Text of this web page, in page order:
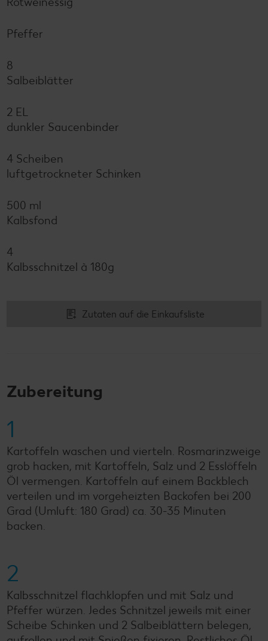
Pfeffer
8
Salbeiblätter
2 EL
dunkler Saucenbinder
4 Scheiben
luftgetrockneter Schinken
500 ml
Kalbsfond
4
Kalbsschnitzel à 180g
Zutaten auf die Einkaufsliste
Zubereitung
1
Kartoffeln waschen und vierteln. Rosmarinzweige
grob hacken, mit Kartoffeln, Salz und 2 Esslöffeln
Öl vermengen. Kartoffeln auf einem Backblech
verteilen und im vorgeheizten Backofen bei 200
Grad (Umluft: 180 Grad) ca. 30-35 Minuten
backen.
2
Kalbsschnitzel flachklopfen und mit Salz und
Pfeffer würzen. Jedes Schnitzel jeweils mit einer
Scheibe Schinken und 2 Salbeiblättern belegen,